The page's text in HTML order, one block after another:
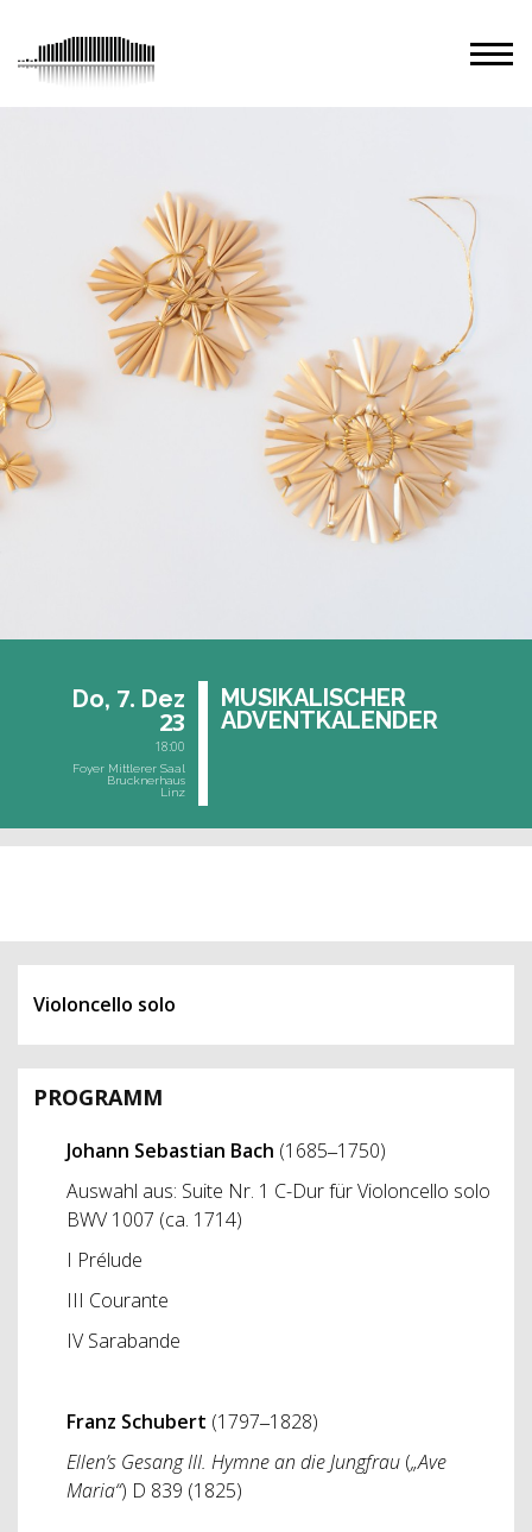
Do, 7. Dez
23
18:00
Foyer Mittlerer Saal
Brucknerhaus
Linz
MU­SI­KA­LI­SCHER
AD­VENT­KA­LEN­DER
Violoncello solo
PROGRAMM
Johann Sebastian Bach (1685‒1750)
Auswahl aus: Suite Nr. 1 C-Dur für Violoncello solo
BWV 1007 (ca. 1714)
I Prélude
III Courante
IV Sarabande
Franz Schubert (1797‒1828)
Ellen’s Gesang III. Hymne an die Jungfrau („Ave
Maria“) D 839 (1825)